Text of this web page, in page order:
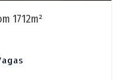
1712m²